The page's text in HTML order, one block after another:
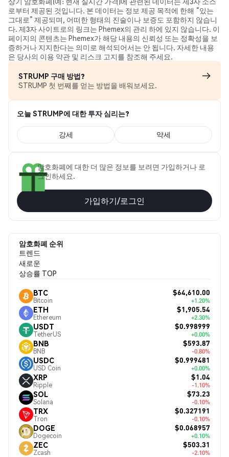
로부터 제공된 것입니다. 본 데이터는 정보 제공 목적에 한해 “있는
그대로” 제공되며, 어떠한 형태의 진술이나 보증도 포함하지 않습니
다. 제3자 사이트로의 링크는 Phemex의 관리 하에 있지 않습니다. 이
페이지의 콘텐츠는 Phemex가 해당 내용의 신뢰성 또는 정확성을 보
증하거나 지지한다는 의미로 해석되어서는 안 됩니다. 자세한 내용
은 당사의 이용 약관 및 리스크 고지를 참조해 주세요.
STRUMP 구매 방법?
STRUMP 첫 번째를 얻는 방법을 배워보세요.
오늘 STRUMP에 대한 투자 심리는?
강세 약세
암호화폐에 대한 더 많은 정보를 보려면 가입하거나 로
그인하세요.
가입하기/로그인
암호화폐 순위
트렌드
새로운
상승률 TOP
BTC
Bitcoin
$64,610.00
+1.20%
ETH
Ethereum
$1,905.54
+2.30%
USDT
TetherUS
$0.998999
+0.00%
BNB
BNB
$593.87
-0.80%
USDC
USD Coin
$0.999481
+0.00%
XRP
Ripple
$1.04
-1.10%
SOL
Solana
$73.23
-0.10%
TRX
Tron
$0.327191
-0.10%
DOGE
Dogecoin
$0.068957
+0.10%
ZEC
Zcash
$503.31
-2.10%